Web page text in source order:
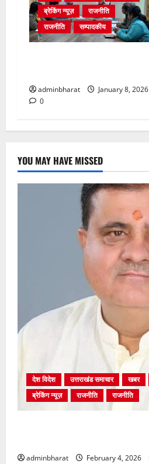
ब्रेकिंग न्यूज़
राजनीति
राजनीति
सम्पादकीय
adminbharat
January 8, 2026
0
YOU MAY HAVE MISSED
देश विदेश उत्तराखंड समाचार खबर
ब्रेकिंग न्यूज़
राजनीति राजनीति
adminbharat February 4, 2026